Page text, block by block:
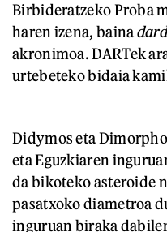
Birbideratzeko Proba
haren izena, baina
akronimoa. DARTek
urtebeteko bidaia
Didymos eta
eta Eguzkiaren
da bikoteko asteroide
pasatxoko diametroa
inguruan biraka